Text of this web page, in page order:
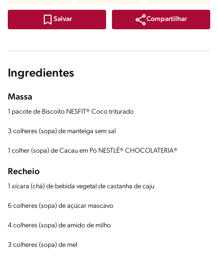
Salvar Compartilhar
Ingredientes
Massa
1 pacote de Biscoito NESFIT® Coco triturado
3 colheres (sopa) de manteiga sem sal
1 colher (sopa) de Cacau em Pó NESTLÉ® CHOCOLATERIA®
Recheio
1 xícara (chá) de bebida vegetal de castanha de caju
6 colheres (sopa) de açúcar mascavo
4 colheres (sopa) de amido de milho
3 colheres (sopa) de mel